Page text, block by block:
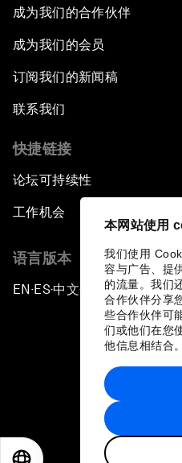
本网站使用
我们使用
容与广告、提
的流量。我们
合作伙伴分享
些合作伙伴可
们或他们在您
他信息相结合。
成为我们的合作伙伴
成为我们的会员
订阅我们的新闻稿
联系我们
快捷链接
论坛可持续性
工作机会
语言版本
EN ▪ ES▪中文▪ 日本語
站